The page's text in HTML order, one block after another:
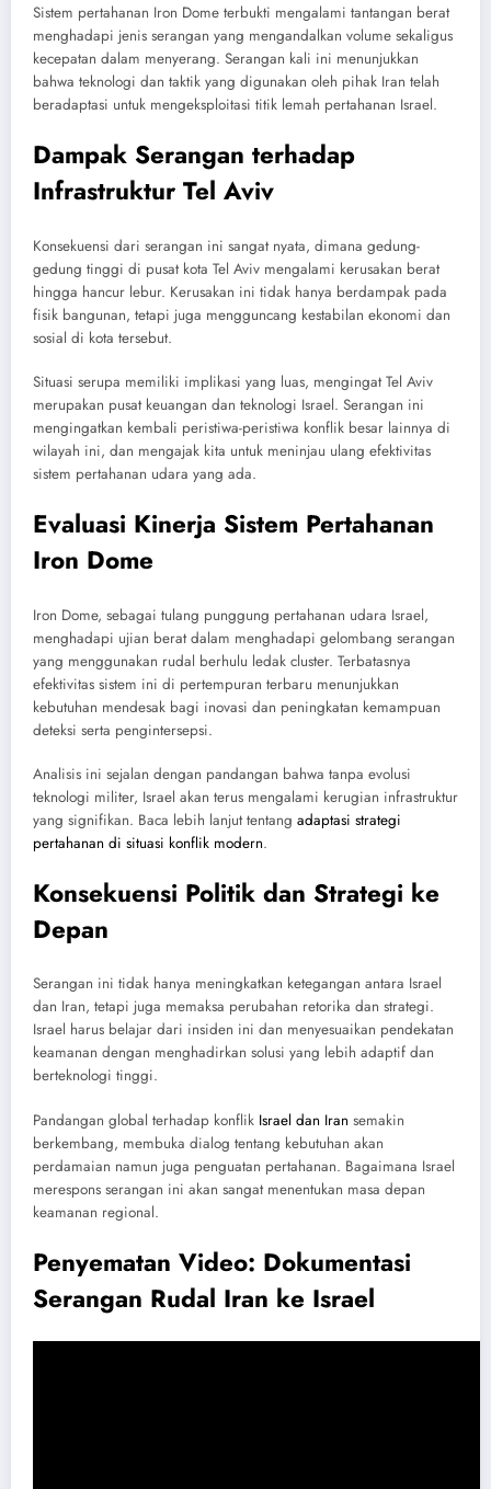
Sistem pertahanan Iron Dome terbukti mengalami tantangan berat
menghadapi jenis serangan yang mengandalkan volume sekaligus
kecepatan dalam menyerang. Serangan kali ini menunjukkan
bahwa teknologi dan taktik yang digunakan oleh pihak Iran telah
beradaptasi untuk mengeksploitasi titik lemah pertahanan Israel.
Dampak Serangan terhadap
Infrastruktur Tel Aviv
Konsekuensi dari serangan ini sangat nyata, dimana gedung-
gedung tinggi di pusat kota Tel Aviv mengalami kerusakan berat
hingga hancur lebur. Kerusakan ini tidak hanya berdampak pada
fisik bangunan, tetapi juga mengguncang kestabilan ekonomi dan
sosial di kota tersebut.
Situasi serupa memiliki implikasi yang luas, mengingat Tel Aviv
merupakan pusat keuangan dan teknologi Israel. Serangan ini
mengingatkan kembali peristiwa-peristiwa konflik besar lainnya di
wilayah ini, dan mengajak kita untuk meninjau ulang efektivitas
sistem pertahanan udara yang ada.
Evaluasi Kinerja Sistem Pertahanan
Iron Dome
Iron Dome, sebagai tulang punggung pertahanan udara Israel,
menghadapi ujian berat dalam menghadapi gelombang serangan
yang menggunakan rudal berhulu ledak cluster. Terbatasnya
efektivitas sistem ini di pertempuran terbaru menunjukkan
kebutuhan mendesak bagi inovasi dan peningkatan kemampuan
deteksi serta pengintersepsi.
Analisis ini sejalan dengan pandangan bahwa tanpa evolusi
teknologi militer, Israel akan terus mengalami kerugian infrastruktur
yang signifikan. Baca lebih lanjut tentang adaptasi strategi
pertahanan di situasi konflik modern.
Konsekuensi Politik dan Strategi ke
Depan
Serangan ini tidak hanya meningkatkan ketegangan antara Israel
dan Iran, tetapi juga memaksa perubahan retorika dan strategi.
Israel harus belajar dari insiden ini dan menyesuaikan pendekatan
keamanan dengan menghadirkan solusi yang lebih adaptif dan
berteknologi tinggi.
Pandangan global terhadap konflik Israel dan Iran semakin
berkembang, membuka dialog tentang kebutuhan akan
perdamaian namun juga penguatan pertahanan. Bagaimana Israel
merespons serangan ini akan sangat menentukan masa depan
keamanan regional.
Penyematan Video: Dokumentasi
Serangan Rudal Iran ke Israel